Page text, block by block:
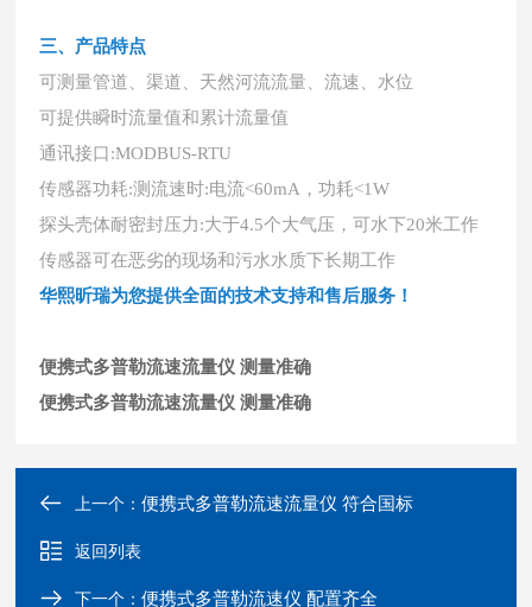
三、产品特点
可测量管道、渠道、天然河流流量、流速、水位
可提供瞬时流量值和累计流量值
通讯接口 :MODBUS-RTU
传感器功耗:测流速时:电流<60mA，功耗<1W
探头壳体耐密封压力:大于4.5个大气压，可水下20米工作
传感器可在恶劣的现场和污水水质下长期工作
华熙昕瑞为您提供全面的技术支持和售后服务！
便携式多普勒流速流量仪 测量准确
便携式多普勒流速流量仪 测量准确
上一个：便携式多普勒流速流量仪 符合国标
返回列表
下一个：便携式多普勒流速仪 配置齐全